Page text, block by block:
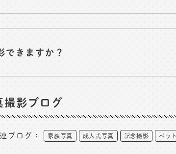
できますか？
影ブログ
ブログ： 家族写真 成人式写真 記念撮影 ペッ